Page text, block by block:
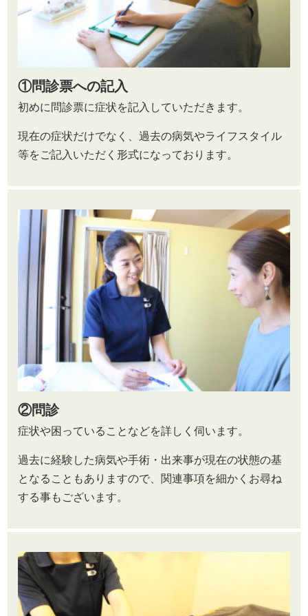
①問診票への記入
初めに問診票に症状を記入していただきます。
現在の症状だけでなく、過去の病気やライフスタイル
等をご記入いただく形式になっております。
②問診
症状や困っていることなどを詳しく伺います。
過去に経験した病気や手術・出来事が現在の状態の基
となることもありますので、関連事項を細かくお尋ね
する事もございます。